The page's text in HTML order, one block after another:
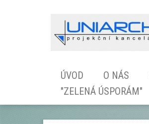
ÚVOD O NÁS
"ZELENÁ ÚSPORÁM"